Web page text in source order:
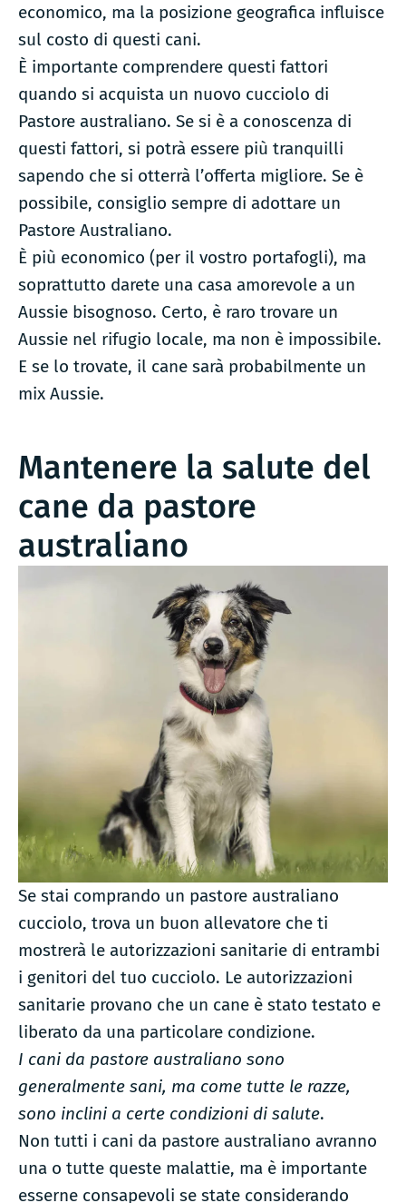
economico, ma la posizione geografica influisce
sul costo di questi cani.
È importante comprendere questi fattori
quando si acquista un nuovo cucciolo di
Pastore australiano. Se si è a conoscenza di
questi fattori, si potrà essere più tranquilli
sapendo che si otterrà l’offerta migliore. Se è
possibile, consiglio sempre di adottare un
Pastore Australiano.
È più economico (per il vostro portafogli), ma
soprattutto darete una casa amorevole a un
Aussie bisognoso. Certo, è raro trovare un
Aussie nel rifugio locale, ma non è impossibile.
E se lo trovate, il cane sarà probabilmente un
mix Aussie.
Mantenere la salute del
cane da pastore
australiano
Se stai comprando un pastore australiano
cucciolo, trova un buon allevatore che ti
mostrerà le autorizzazioni sanitarie di entrambi
i genitori del tuo cucciolo. Le autorizzazioni
sanitarie provano che un cane è stato testato e
liberato da una particolare condizione.
I cani da pastore australiano sono
generalmente sani, ma come tutte le razze,
sono inclini a certe condizioni di salute.
Non tutti i cani da pastore australiano avranno
una o tutte queste malattie, ma è importante
esserne consapevoli se state considerando